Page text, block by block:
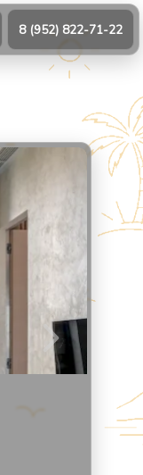
8 (952) 822-71-22